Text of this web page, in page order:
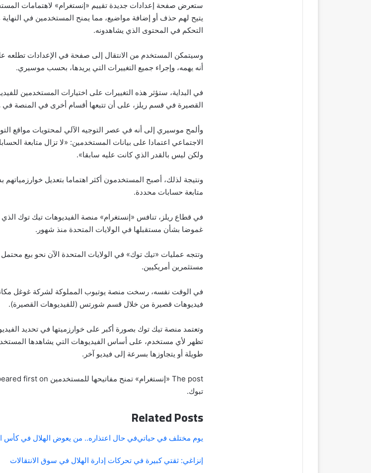
ستعرض صفحة إعدادات جديدة تقييم «إنستغرام» لاهتمامات
يتيح لهم حذف أو إضافة مواضيع، مما يمنح المستخدمين في النهاية
التحكم في المحتوى الذي يشاهدونه.
وسيتمكن المستخدم من الانتقال إلى صفحة في الإعدادات تطلعه
أنه يهمه، وإجراء جميع التغييرات التي يريدها، بحسب موسيري.
في البداية، ستؤثر هذه التغييرات على اختيارات المستخدمين
القصيرة في قسم ريلز، على أن تتبعها أقسام أخرى في المنصة
وألمح موسيري إلى أنه في عصر التوجيه الآلي لمحتويات مواقع
الاجتماعي اعتمادا على بيانات المستخدمين: «لا تزال متابعة
ولكن ليس بالقدر الذي كانت عليه سابقا».
ونتيجة لذلك، أصبح المستخدمون أكثر اهتماما بتعديل خوارزمياتهم
متابعة حسابات محددة.
في قطاع ريلز، تنافس «إنستغرام» منصة الفيديوهات تيك توك الذي
غموضا بشأن مستقبلها في الولايات المتحدة منذ شهور.
وتتجه عمليات «تيك توك» في الولايات المتحدة الآن نحو بيع
مستثمرين أمريكيين.
في الوقت نفسه، رسخت منصة يوتيوب المملوكة لشركة غوغل
فيديوهات قصيرة من خلال قسم شورتس (للفيديوهات القصيرة).
وتعتمد منصة تيك توك بصورة أكبر على خوارزميتها في تحديد
تظهر لأي مستخدم، على أساس الفيديوهات التي يشاهدها
طويلة أو يتجاوزها بسرعة إلى فيديو آخر.
تبوك.
Related Posts
يوم مختلف في حياتيفي حال اعتذاره.. من يعوض الهلال في كأس
إنزاغي: ثقتي كبيرة في تحركات إدارة الهلال في سوق الانتقالات